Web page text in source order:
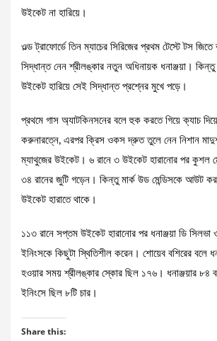
উইকেট না হারিয়ে।
ওল্ড ট্রাফোর্ডে তিন ম্যাচের সিরিজের প্রথম টেস্টে টস জিতে
সিদ্ধান্ত নেন শ্রীলঙ্কার নতুন অধিনায়ক ধনাঞ্জয়া।
উইকেট হারিয়ে সেই সিদ্ধান্ত প্রশ্নের মুখে পড়ে।
প্রথমে গাস অ্যাটকিনসনের বলে হুক করতে গিয়ে ক্যাচ
করুনারত্নে, এরপর ক্রিস ওকস দ্রুত তুলে নেন নিশান
ম্যাথুজের উইকেট। ৬ রানে ৩ উইকেট হারানোর পর কুশল
৩৪ রানের জুটি গড়েন। কিন্তু মার্ক উড মেন্ডিসকে আউট
উইকেট হারাতে থাকে।
১১৩ রানে সপ্তম উইকেট হারানোর পর ধনাঞ্জয়া ডি সিলভা
ইনিংসকে কিছুটা স্থিতিশীল করেন। শোয়েব বশিরের বলে
হওয়ার সময় শ্রীলঙ্কার স্কোর ছিল ১৭৬। ধনাঞ্জয়ার ৮৪
ইনিংসে ছিল ৮টি চার।
Share this: